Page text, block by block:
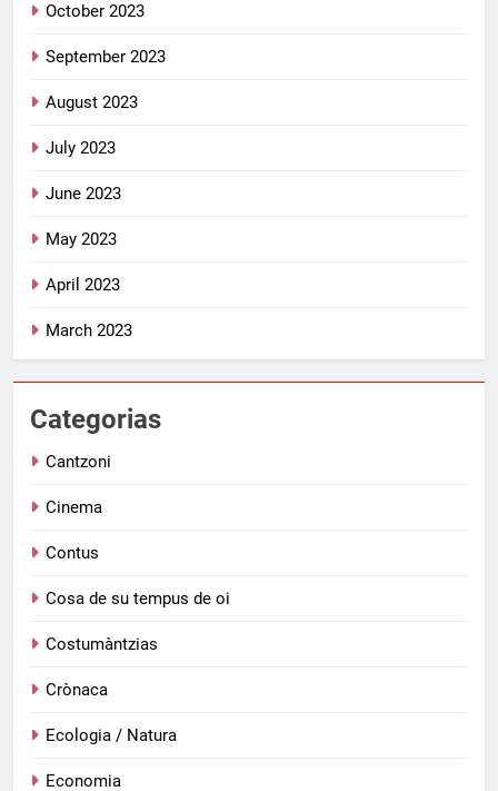
October 2023
September 2023
August 2023
July 2023
June 2023
May 2023
April 2023
March 2023
Categorias
Cantzoni
Cinema
Contus
Cosa de su tempus de oi
Costumàntzias
Crònaca
Ecologia / Natura
Economia